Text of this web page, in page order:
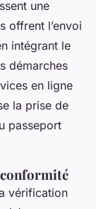
une
offrent l’envoi
intégrant le
démarches
en ligne
la prise de
passeport
vérification